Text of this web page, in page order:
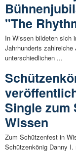
"The
In Wissen bildeten sich
Jahrhunderts zahlreiche
unterschiedlichen ...
Single zum
Wissen
Zum Schützenfest in
Schützenkönig Danny